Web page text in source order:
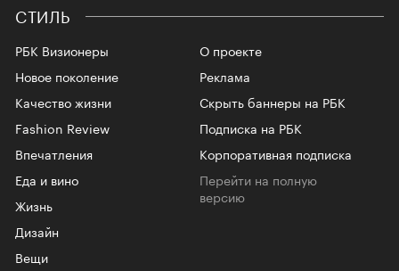
СТИЛЬ
РБК Визионеры
Новое поколение
Качество жизни
Fashion Review
Впечатления
Еда и вино
Жизнь
Дизайн
Вещи
О проекте
Реклама
Скрыть баннеры на РБК
Подписка на РБК
Корпоративная подписка
Перейти на полную
версию